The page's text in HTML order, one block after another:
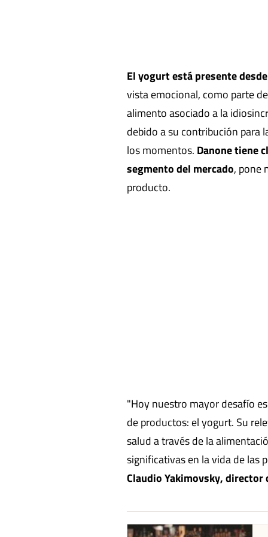
El yogurt está presente
vista emocional, como parte
alimento asociado a la
debido a su contribución para
los momentos. Danone tiene
segmento del mercado, pone
producto.
"Hoy nuestro mayor desafío
de productos: el yogurt. Su
salud a través de la
significativas en la vida de las
Claudio Yakimovsky,
abre en nueva pestaña